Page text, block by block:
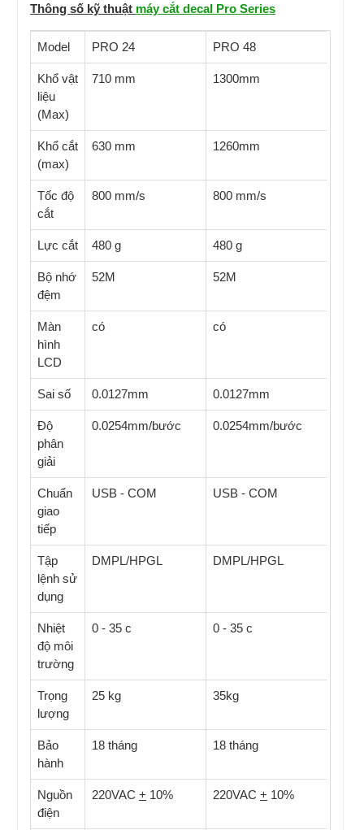
Thông số kỹ thuật máy cắt decal Pro Series
Model PRO 24 PRO 48
Khổ vật
liệu
(Max)
710 mm 1300mm
Khổ cắt
(max)
630 mm 1260mm
Tốc độ
cắt
800 mm/s 800 mm/s
Lực cắt 480 g 480 g
Bộ nhớ
đệm
52M 52M
Màn
hình
LCD
có có
Sai số 0.0127mm 0.0127mm
Độ
phân
giải
0.0254mm/bước 0.0254mm/bước
Chuẩn
giao
tiếp
USB - COM USB - COM
Tập
lệnh sử
dụng
DMPL/HPGL DMPL/HPGL
Nhiệt
độ môi
trường
0 - 35 c 0 - 35 c
Trọng
lượng
25 kg 35kg
Bảo
hành
18 tháng 18 tháng
Nguồn
điện
220VAC + 10% 220VAC + 10%